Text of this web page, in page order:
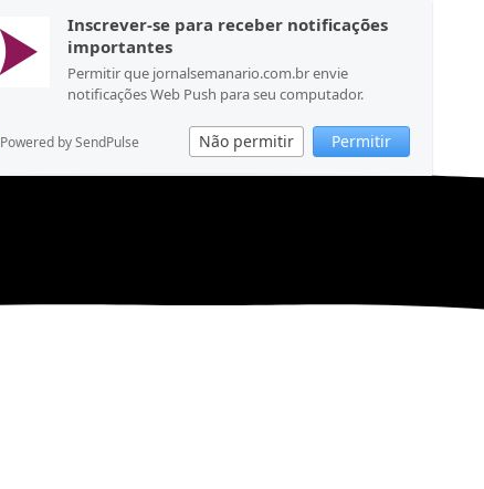
Inscrever-se para receber notificações
importantes
Permitir que jornalsemanario.com.br envie
notificações Web Push para seu computador.
Não permitir Permitir
Powered by SendPulse